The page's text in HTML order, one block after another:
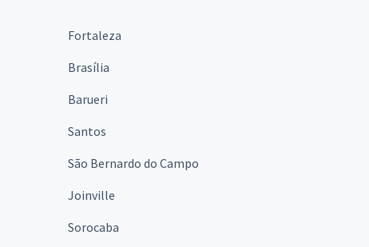
Fortaleza
Brasília
Barueri
Santos
São Bernardo do Campo
Joinville
Sorocaba